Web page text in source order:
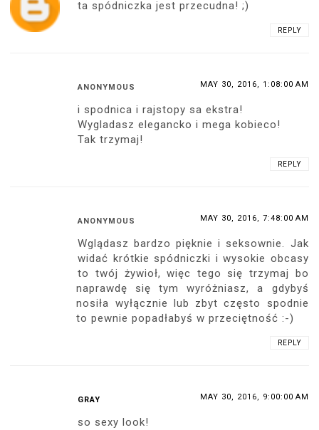
ta spódniczka jest przecudna! ;)
REPLY
ANONYMOUS MAY 30, 2016, 1:08:00 AM
i spodnica i rajstopy sa ekstra!
Wygladasz elegancko i mega kobieco!
Tak trzymaj!
REPLY
ANONYMOUS MAY 30, 2016, 7:48:00 AM
Wglądasz bardzo pięknie i seksownie. Jak
widać krótkie spódniczki i wysokie obcasy
to twój żywioł, więc tego się trzymaj bo
naprawdę się tym wyróżniasz, a gdybyś
nosiła wyłącznie lub zbyt często spodnie
to pewnie popadłabyś w przeciętność :-)
REPLY
GRAY MAY 30, 2016, 9:00:00 AM
so sexy look!